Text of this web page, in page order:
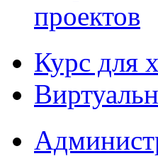
проектов
Курс для